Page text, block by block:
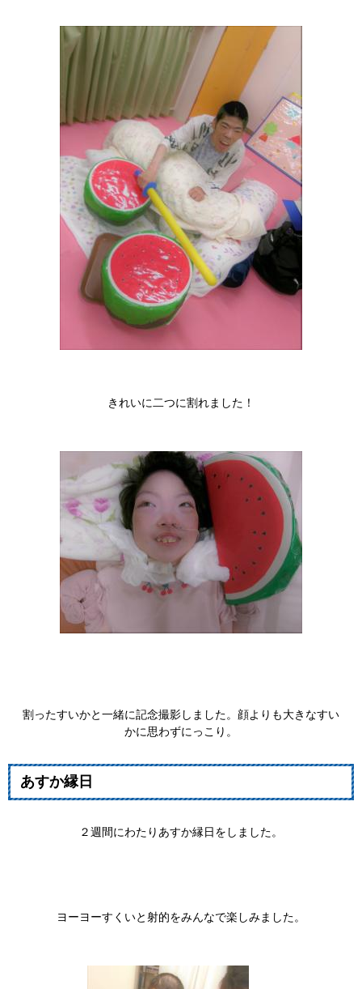
きれいに二つに割れました！
割ったすいかと一緒に記念撮影しました。顔よりも大きなすい
かに思わずにっこり。
あすか縁日
２週間にわたりあすか縁日をしました。
ヨーヨーすくいと射的をみんなで楽しみました。